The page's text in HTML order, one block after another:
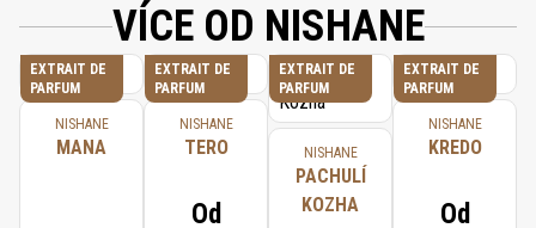
VÍCE OD NISHANE
EXTRAIT DE
PARFUM
NISHANE
MANA
EXTRAIT DE
PARFUM
NISHANE
TERO
Od
EXTRAIT DE
PARFUM
NISHANE
PACHULÍ
KOZHA
EXTRAIT DE
PARFUM
NISHANE
KREDO
Od